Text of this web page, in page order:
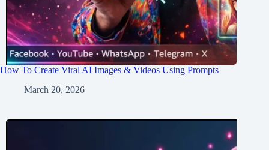
How To Create Viral AI Images & Videos Using Prompts
March 20, 2026